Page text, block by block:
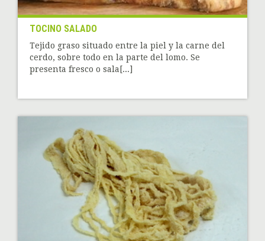
TOCINO SALADO
Tejido graso situado entre la piel y la carne del
cerdo, sobre todo en la parte del lomo. Se
presenta fresco o sala[...]